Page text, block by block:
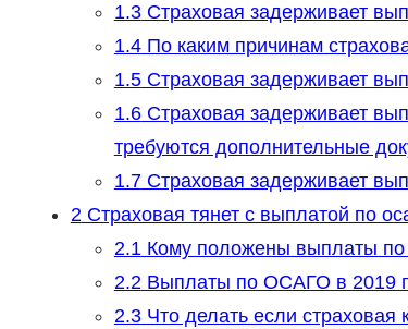
1.3Страховая задерживает
1.4По каким причинам
1.5Страховая задерживает
1.6Страховая задерживает
требуются дополнительные
1.7Страховая задерживает
2Страховая тянет с выплатой по
2.1Кому положены выплаты
2.2Выплаты по ОСАГО в 2019
2.3Что делать если страховая